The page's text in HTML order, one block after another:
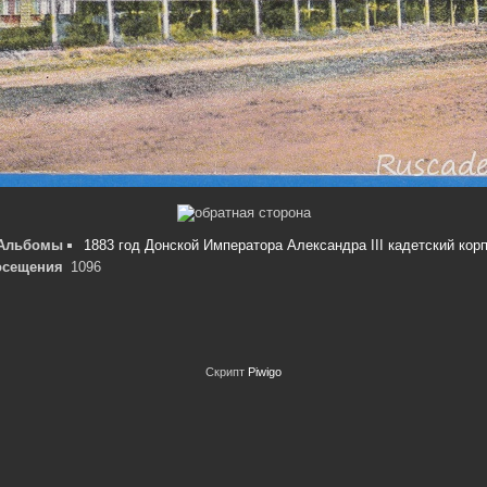
1883 год Донской Императора Александра III кадетский
1096
Скрипт Piwigo